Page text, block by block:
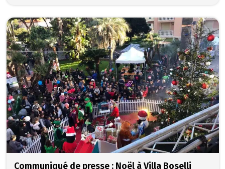
Communiqué de presse : Noël à Villa Boselli